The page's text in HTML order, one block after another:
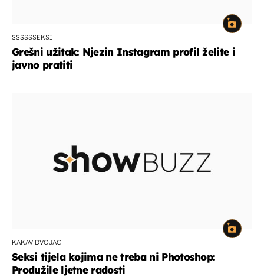
SSSSSSEKSI
Grešni užitak: Njezin Instagram profil želite i
javno pratiti
KAKAV DVOJAC
Seksi tijela kojima ne treba ni Photoshop:
Produžile ljetne radosti